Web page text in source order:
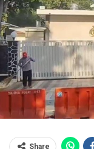
Share